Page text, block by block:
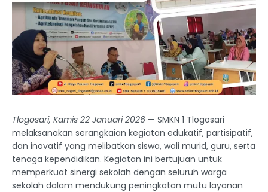
Tlogosari, Kamis 22 Januari 2026 — SMKN 1 Tlogosari
melaksanakan serangkaian kegiatan edukatif, partisipatif,
dan inovatif yang melibatkan siswa, wali murid, guru, serta
tenaga kependidikan. Kegiatan ini bertujuan untuk
memperkuat sinergi sekolah dengan seluruh warga
sekolah dalam mendukung peningkatan mutu layanan